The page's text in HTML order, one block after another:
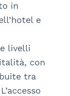
in
e
livelli
con
tra